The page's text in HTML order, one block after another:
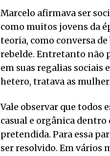
Marcelo afirmava ser
como muitos jovens da
teoria, como conversa
rebelde. Entretanto não
em suas regalias sociais
hetero, tratava as
Vale observar que todos
casual e orgânica dentro
pretendida. Para essa
ser resolvido. Em vários